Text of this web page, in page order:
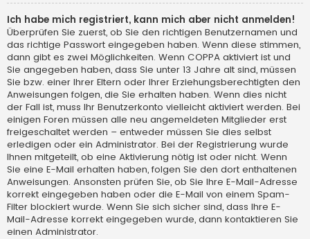
Ich habe mich registriert, kann mich aber nicht anmelden!
Überprüfen Sie zuerst, ob Sie den richtigen Benutzernamen und
das richtige Passwort eingegeben haben. Wenn diese stimmen,
dann gibt es zwei Möglichkeiten. Wenn COPPA aktiviert ist und
Sie angegeben haben, dass Sie unter 13 Jahre alt sind, müssen
Sie bzw. einer Ihrer Eltern oder Ihrer Erziehungsberechtigten den
Anweisungen folgen, die Sie erhalten haben. Wenn dies nicht
der Fall ist, muss Ihr Benutzerkonto vielleicht aktiviert werden. Bei
einigen Foren müssen alle neu angemeldeten Mitglieder erst
freigeschaltet werden – entweder müssen Sie dies selbst
erledigen oder ein Administrator. Bei der Registrierung wurde
Ihnen mitgeteilt, ob eine Aktivierung nötig ist oder nicht. Wenn
Sie eine E-Mail erhalten haben, folgen Sie den dort enthaltenen
Anweisungen. Ansonsten prüfen Sie, ob Sie Ihre E-Mail-Adresse
korrekt eingegeben haben oder die E-Mail von einem Spam-
Filter blockiert wurde. Wenn Sie sich sicher sind, dass Ihre E-
Mail-Adresse korrekt eingegeben wurde, dann kontaktieren Sie
einen Administrator.